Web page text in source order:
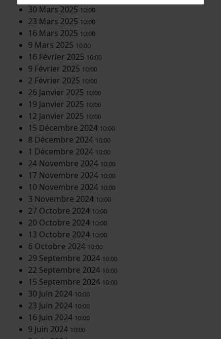
30 Mars 2025 10:00
23 Mars 2025 10:00
16 Mars 2025 10:00
9 Mars 2025 10:00
16 Février 2025 10:00
9 Février 2025 10:00
2 Février 2025 10:00
26 Janvier 2025 10:00
19 Janvier 2025 10:00
12 Janvier 2025 10:00
15 Décembre 2024 10:00
8 Décembre 2024 10:00
1 Décembre 2024 10:00
24 Novembre 2024 10:00
17 Novembre 2024 10:00
10 Novembre 2024 10:00
3 Novembre 2024 10:00
27 Octobre 2024 10:00
20 Octobre 2024 10:00
13 Octobre 2024 10:00
6 Octobre 2024 10:00
29 Septembre 2024 10:00
22 Septembre 2024 10:00
15 Septembre 2024 10:00
30 Juin 2024 10:00
23 Juin 2024 10:00
16 Juin 2024 10:00
9 Juin 2024 10:00